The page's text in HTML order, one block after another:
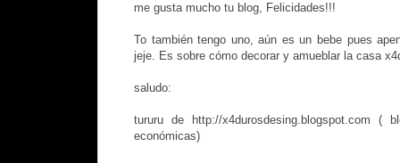
me gusta mucho tu blog, Felicidades!!!
To también tengo uno, aún es un bebe pues
jeje. Es sobre cómo decorar y amueblar la casa
saludo:
tururu de http://x4durosdesing.blogspot.com (
económicas)